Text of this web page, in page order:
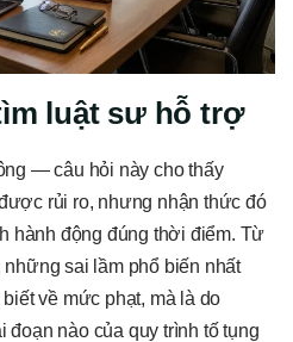
luật sư hỗ trợ
— câu hỏi này cho thấy
rủi ro, nhưng nhận thức đó
hành động đúng thời điểm. Từ
sai lầm phổ biến nhất
về mức phạt, mà là do
đoạn nào của quy trình tố tụng